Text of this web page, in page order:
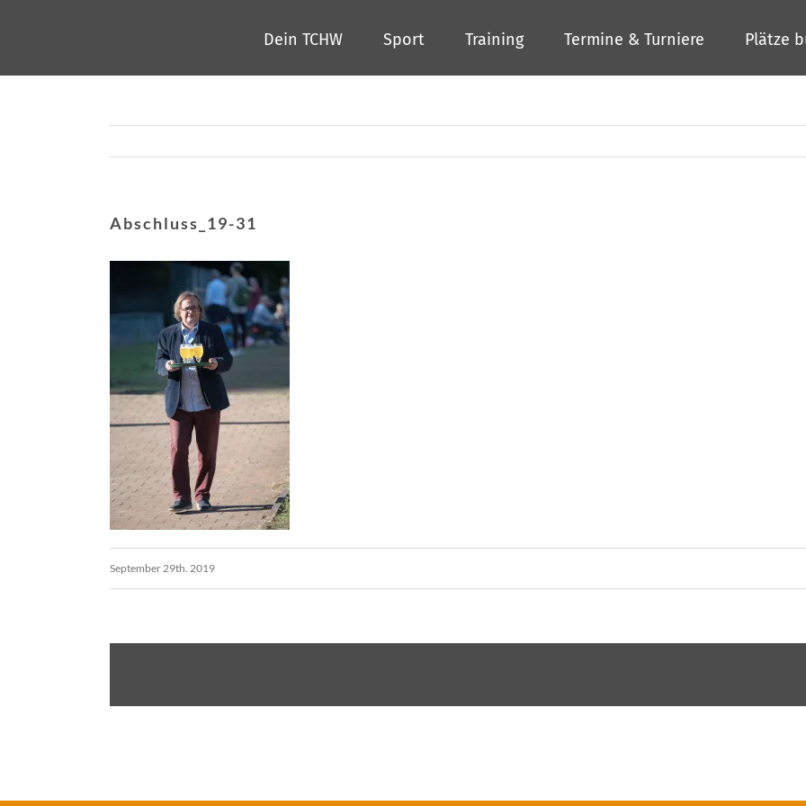
springen
Dein TCHW Sport Training Termine & Turniere Plätze
Abschluss_19-31
September 29th. 2019